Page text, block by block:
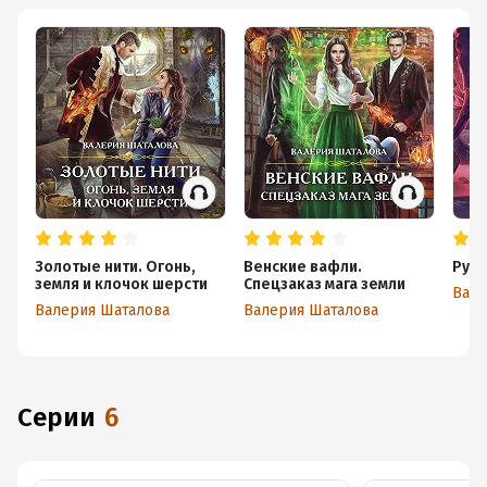
Золотые нити. Огонь,
земля и клочок шерсти
Валерия Шаталова
Венские вафли.
Спецзаказ мага земли
Валерия Шаталова
Серии 6